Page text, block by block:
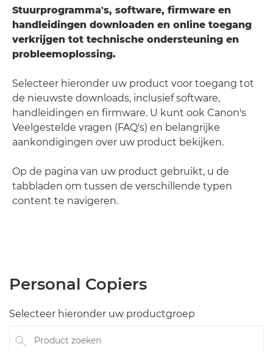
Stuurprogramma's, software, firmware en
handleidingen downloaden en online toegang
verkrijgen tot technische ondersteuning en
probleemoplossing.
Selecteer hieronder uw product voor toegang tot
de nieuwste downloads, inclusief software,
handleidingen en firmware. U kunt ook Canon's
Veelgestelde vragen (FAQ's) en belangrijke
aankondigingen over uw product bekijken.
Op de pagina van uw product gebruikt, u de
tabbladen om tussen de verschillende typen
content te navigeren.
Personal Copiers
Selecteer hieronder uw productgroep
Product zoeken